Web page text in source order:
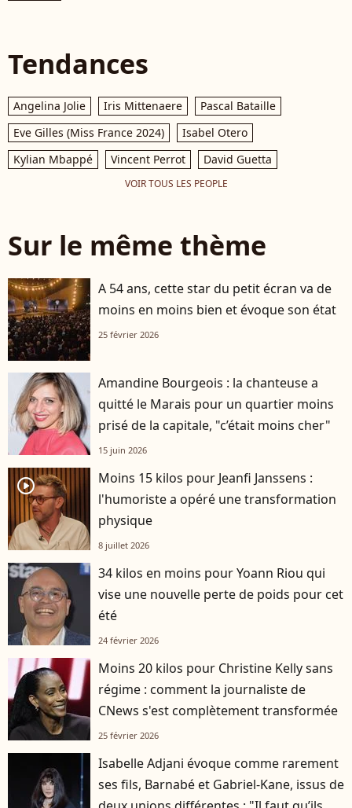
Tendances
Angelina Jolie Iris Mittenaere
Pascal Bataille
Eve Gilles (Miss France 2024)
Isabel Otero
Kylian Mbappé
Vincent Perrot David Guetta
VOIR TOUS LES PEOPLE
Sur le même thème
A 54 ans, cette star du petit écran va de
moins en moins bien et évoque son état
25 février 2026
Amandine Bourgeois : la chanteuse a
quitté le Marais pour un quartier moins
prisé de la capitale, "c’était moins cher"
15 juin 2026
player2
Moins 15 kilos pour Jeanfi Janssens :
l'humoriste a opéré une transformation
physique
8 juillet 2026
34 kilos en moins pour Yoann Riou qui
vise une nouvelle perte de poids pour cet
été
24 février 2026
Moins 20 kilos pour Christine Kelly sans
régime : comment la journaliste de
CNews s'est complètement transformée
25 février 2026
Isabelle Adjani évoque comme rarement
ses fils, Barnabé et Gabriel-Kane, issus de